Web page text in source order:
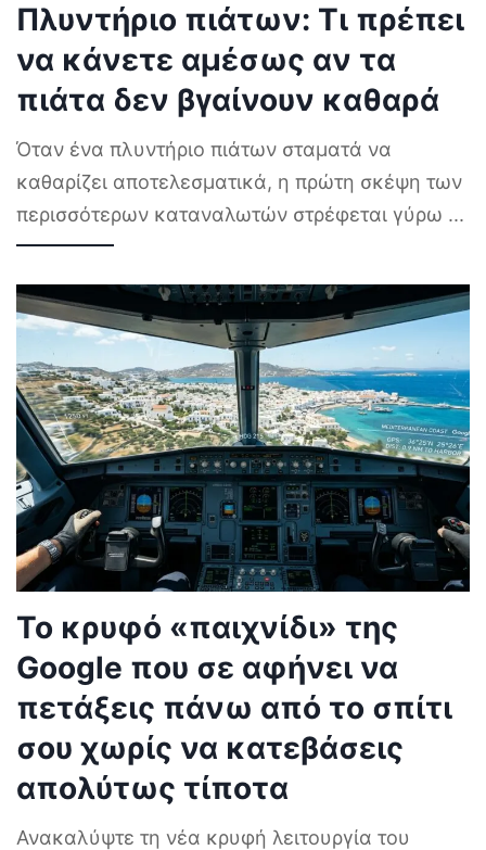
Πλυντήριο πιάτων: Τι πρέπει
να κάνετε αμέσως αν τα
πιάτα δεν βγαίνουν καθαρά
Όταν ένα πλυντήριο πιάτων σταματά να
καθαρίζει αποτελεσματικά, η πρώτη σκέψη των
περισσότερων καταναλωτών στρέφεται γύρω ...
Το κρυφό «παιχνίδι» της
Google που σε αφήνει να
πετάξεις πάνω από το σπίτι
σου χωρίς να κατεβάσεις
απολύτως τίποτα
Ανακαλύψτε τη νέα κρυφή λειτουργία του